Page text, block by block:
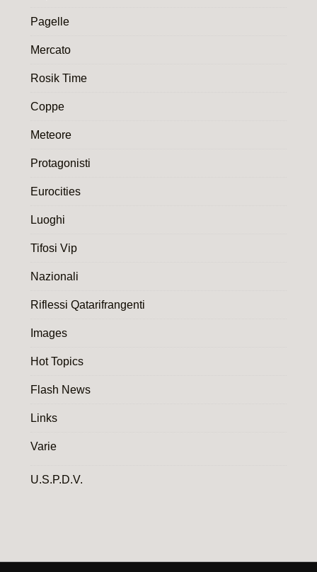
Pagelle
Mercato
Rosik Time
Coppe
Meteore
Protagonisti
Eurocities
Luoghi
Tifosi Vip
Nazionali
Riflessi Qatarifrangenti
Images
Hot Topics
Flash News
Links
Varie
U.S.P.D.V.